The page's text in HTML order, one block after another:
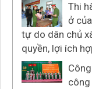
Thi
ở
tự do dân chủ
quyền, lợi ích